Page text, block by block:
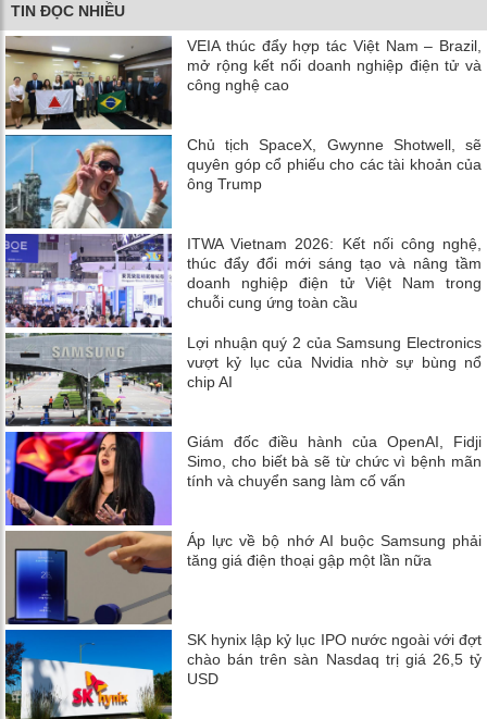
TIN ĐỌC NHIỀU
VEIA thúc đẩy hợp tác Việt Nam – Brazil,
mở rộng kết nối doanh nghiệp điện tử và
công nghệ cao
Chủ tịch SpaceX, Gwynne Shotwell, sẽ
quyên góp cổ phiếu cho các tài khoản của
ông Trump
ITWA Vietnam 2026: Kết nối công nghệ,
thúc đẩy đổi mới sáng tạo và nâng tầm
doanh nghiệp điện tử Việt Nam trong
chuỗi cung ứng toàn cầu
Lợi nhuận quý 2 của Samsung Electronics
vượt kỷ lục của Nvidia nhờ sự bùng nổ
chip AI
Giám đốc điều hành của OpenAI, Fidji
Simo, cho biết bà sẽ từ chức vì bệnh mãn
tính và chuyển sang làm cố vấn
Áp lực về bộ nhớ AI buộc Samsung phải
tăng giá điện thoại gập một lần nữa
SK hynix lập kỷ lục IPO nước ngoài với đợt
chào bán trên sàn Nasdaq trị giá 26,5 tỷ
USD